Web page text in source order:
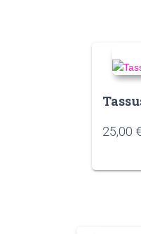
25,00